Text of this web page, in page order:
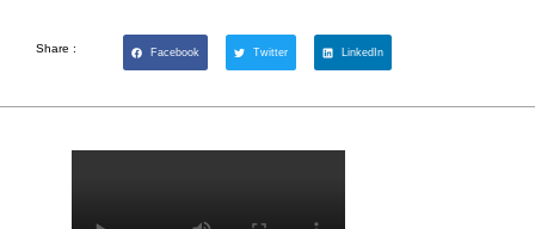
Share : Facebook Twitter LinkedIn